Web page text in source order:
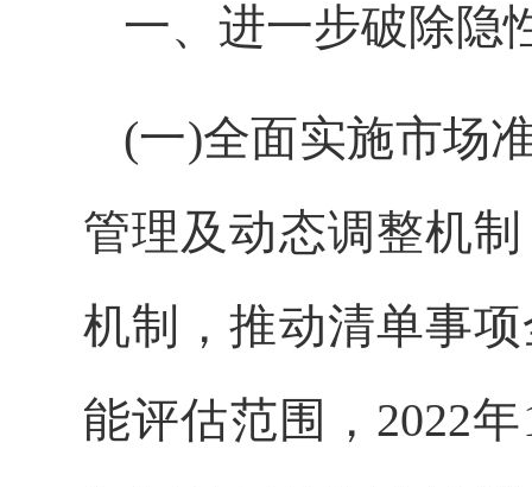
一、进一步破除隐
(一)全面实施市场
管理及动态调整机
机制，推动清单事
能评估范围，2022